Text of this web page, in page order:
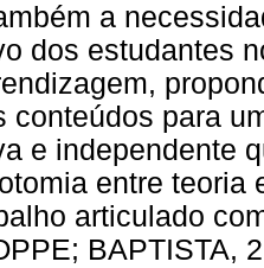
a
dos estudantes
conteúdos para
e independente
entre teoria
articulado
BAPTISTA,